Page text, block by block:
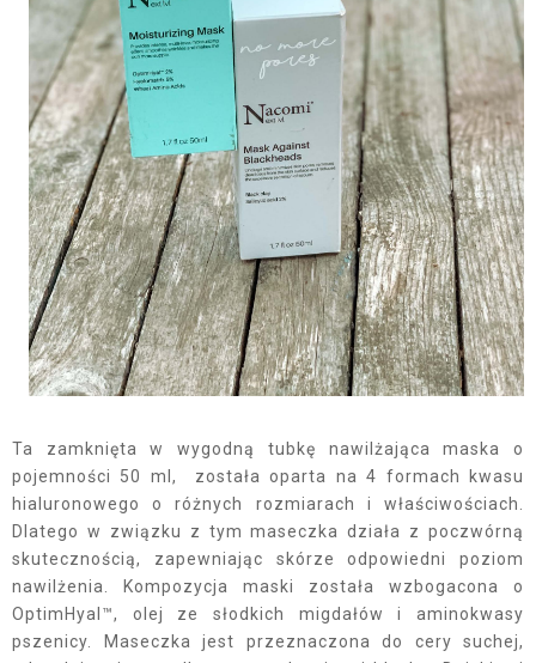
Ta zamknięta w wygodną tubkę nawilżająca maska o
pojemności 50 ml, została oparta na 4 formach kwasu
hialuronowego o różnych rozmiarach i właściwościach.
Dlatego w związku z tym maseczka działa z poczwórną
skutecznością, zapewniając skórze odpowiedni poziom
nawilżenia. Kompozycja maski została wzbogacona o
OptimHyal™, olej ze słodkich migdałów i aminokwasy
pszenicy. Maseczka jest przeznaczona do cery suchej,